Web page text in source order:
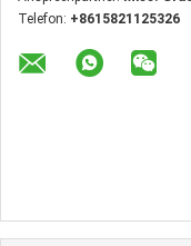
Telefon: +8615821125326